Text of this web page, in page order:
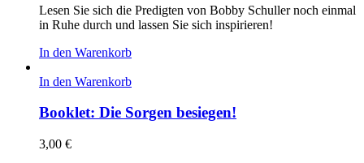
Lesen Sie sich die Predigten von Bobby Schuller noch einmal
in Ruhe durch und lassen Sie sich inspirieren!
In den Warenkorb
In den Warenkorb
Booklet: Die Sorgen besiegen!
3,00 €